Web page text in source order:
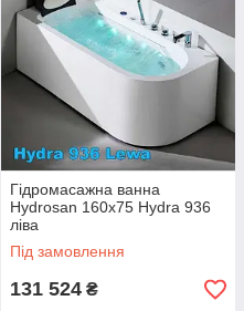
Гідромасажна ванна
Hydrosan 160х75 Hydra 936
ліва
Під замовлення
131 524 ₴